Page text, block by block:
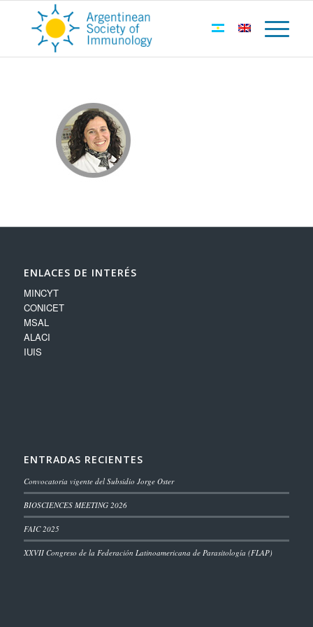
ENLACES DE INTERÉS
MINCYT
CONICET
MSAL
ALACI
IUIS
ENTRADAS RECIENTES
Convocatoria vigente del Subsidio Jorge Oster
BIOSCIENCES MEETING 2026
FAIC 2025
XXVII Congreso de la Federación Latinoamericana de Parasitología (FLAP)